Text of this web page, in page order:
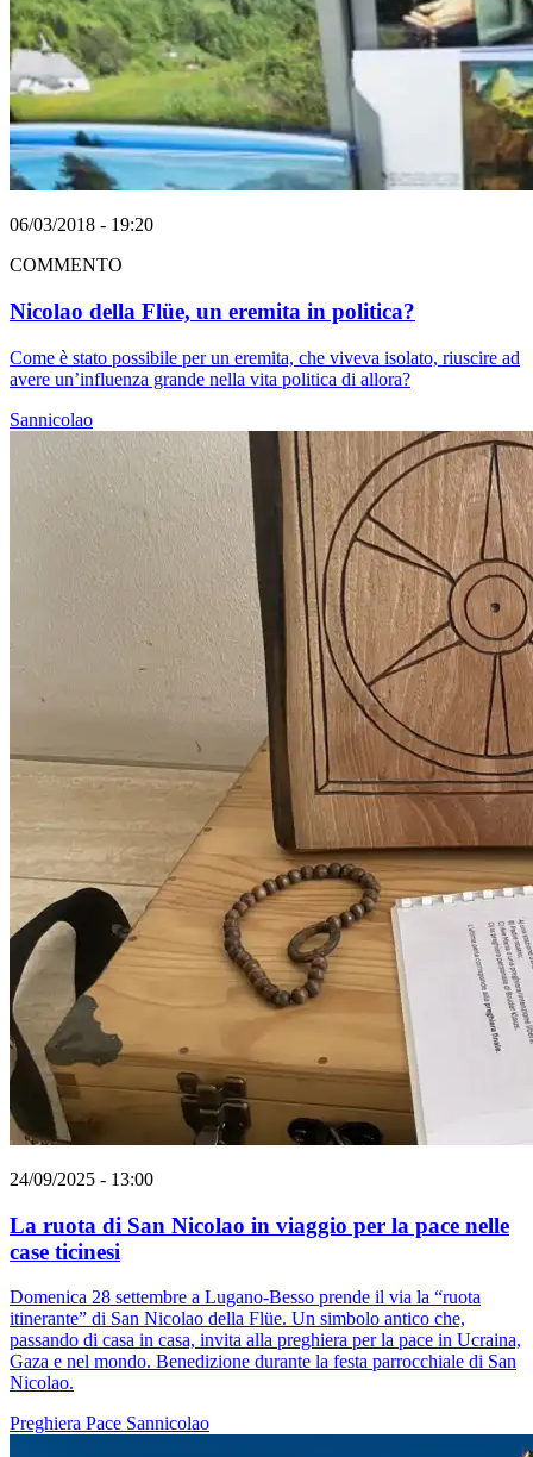
06/03/2018 - 19:20
COMMENTO
Nicolao della Flüe, un eremita in politica?
Come è stato possibile per un eremita, che viveva isolato, riuscire ad
avere un’influenza grande nella vita politica di allora?
Sannicolao
24/09/2025 - 13:00
La ruota di San Nicolao in viaggio per la pace nelle
case ticinesi
Domenica 28 settembre a Lugano-Besso prende il via la “ruota
itinerante” di San Nicolao della Flüe. Un simbolo antico che,
passando di casa in casa, invita alla preghiera per la pace in Ucraina,
Gaza e nel mondo. Benedizione durante la festa parrocchiale di San
Nicolao.
Preghiera Pace Sannicolao